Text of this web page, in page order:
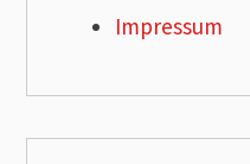
Impressum